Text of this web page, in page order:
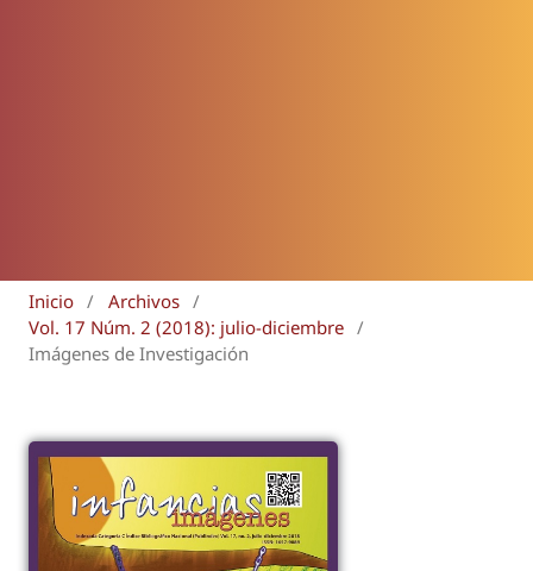
Inicio / Archivos /
Vol. 17 Núm. 2 (2018): julio-diciembre /
Imágenes de Investigación